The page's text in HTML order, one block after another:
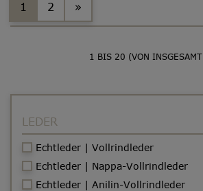
1 2 »
1 BIS 20 (VON INSGESAMT
LEDER
Echtleder | Vollrindleder
Echtleder | Nappa-Vollrindleder
Echtleder | Anilin-Vollrindleder